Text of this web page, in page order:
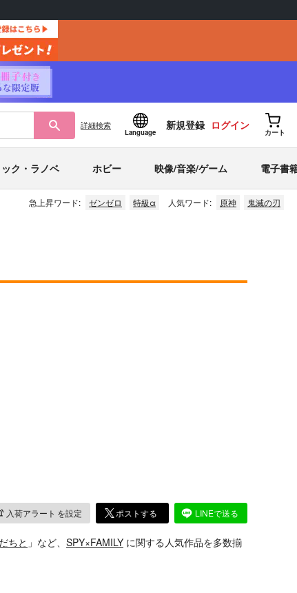
詳細検索
Language
新規登録 ログイン
カート
ク・ラノベ ホビー 映像/音楽/ゲーム 電子書
急上昇ワード: ゼンゼロ 特級α 人気ワード: 原神 鬼滅の刃
入荷アラート を設定 ポストする LINEで送る
ちと 」など、 SPY×FAMILY に関する人気作品を多数揃